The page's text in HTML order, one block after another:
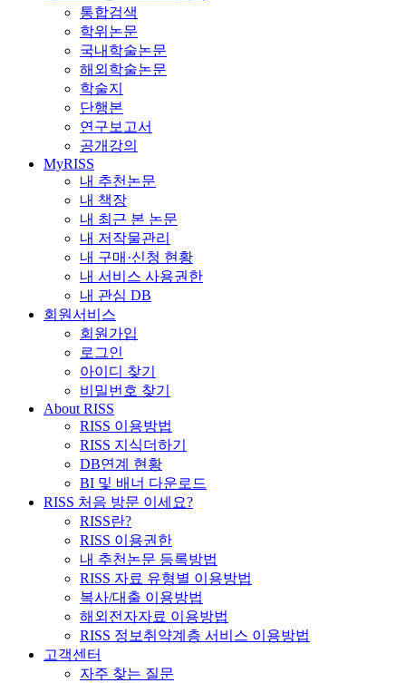
통합검색
학위논문
국내학술논문
해외학술논문
학술지
단행본
연구보고서
공개강의
MyRISS
내 추천논문
내 책장
내 최근 본 논문
내 저작물관리
내 구매·신청 현황
내 서비스 사용권한
내 관심 DB
회원서비스
회원가입
로그인
아이디 찾기
비밀번호 찾기
About RISS
RISS 이용방법
RISS 지식더하기
DB연계 현황
BI 및 배너 다운로드
RISS 처음 방문 이세요?
RISS란?
RISS 이용권한
내 추천논문 등록방법
RISS 자료 유형별 이용방법
복사/대출 이용방법
해외전자자료 이용방법
RISS 정보취약계층 서비스 이용방법
고객센터
자주 찾는 질문